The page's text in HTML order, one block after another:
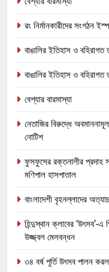
রং নির্মানকারীদের সংগঠন
বাঙালির ইতিহাস ও বহিরাগত
বাঙালির ইতিহাস ও বহিরাগত
বেশ্যার বারমাস্যা
নেতাজির বিরুদ্ধে
নোটিশ
ফুসফুসের রক্তনালীর প্রদাহ
মণিপাল হাসপাতাল
বাংলাদেশী বৃহনল্লাদের
হিন্দুস্থান ক্লাবের ‘উৎসব’-
উজ্জ্বল মেলবন্ধন
৩৪ বর্ষ পূর্তি উৎসব পালন